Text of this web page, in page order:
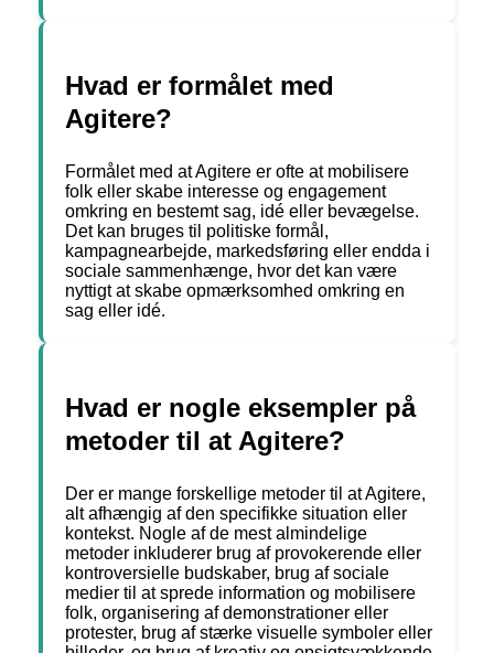
Hvad er formålet med
Agitere?
Formålet med at Agitere er ofte at mobilisere
folk eller skabe interesse og engagement
omkring en bestemt sag, idé eller bevægelse.
Det kan bruges til politiske formål,
kampagnearbejde, markedsføring eller endda i
sociale sammenhænge, hvor det kan være
nyttigt at skabe opmærksomhed omkring en
sag eller idé.
Hvad er nogle eksempler på
metoder til at Agitere?
Der er mange forskellige metoder til at Agitere,
alt afhængig af den specifikke situation eller
kontekst. Nogle af de mest almindelige
metoder inkluderer brug af provokerende eller
kontroversielle budskaber, brug af sociale
medier til at sprede information og mobilisere
folk, organisering af demonstrationer eller
protester, brug af stærke visuelle symboler eller